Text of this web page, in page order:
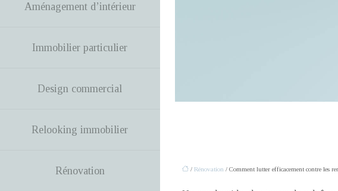
Aménagement d’intérieur
Immobilier particulier
Design commercial
Relooking immobilier
Rénovation / Rénovation / Comment lutter efficacement contre les